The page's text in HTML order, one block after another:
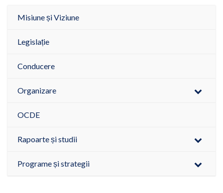
Misiune și Viziune
Legislație
Conducere
Organizare
OCDE
Rapoarte și studii
Programe și strategii